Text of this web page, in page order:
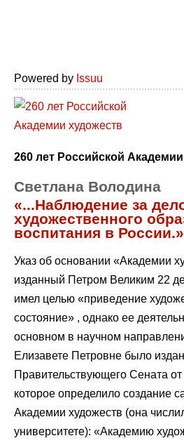
Powered by Issuu
260 лет Российской
Светлана Володина
«...Наблюдение за
художественного
воспитания в России.»
Указ об основании «Академии
изданный Петром Великим 22
имел целью «приведение
состояние» , однако ее
основном в научном
Елизавете Петровне было
Правительствующего Сената
которое определило создание
Академии художеств (она
университете): «Академию